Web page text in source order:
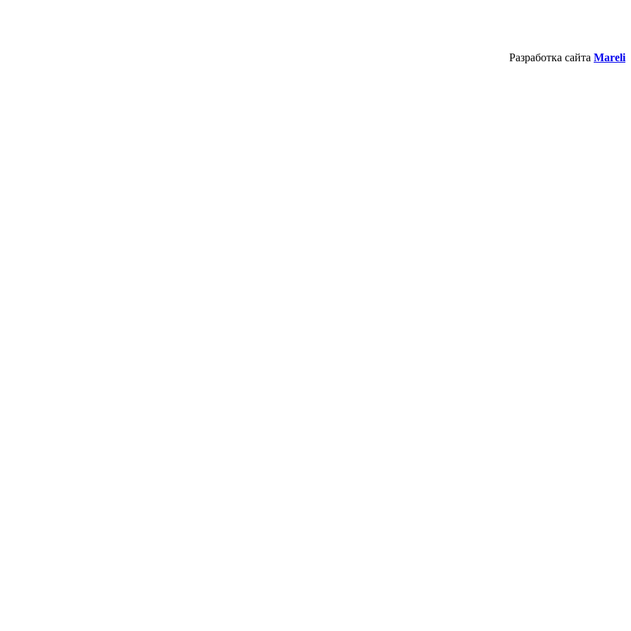
Разработка сайта Mareli